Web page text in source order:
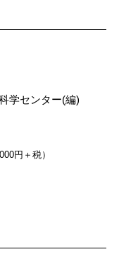
学センター(編)
円＋税）